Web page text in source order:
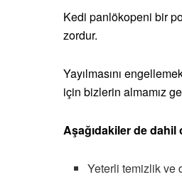
Kedi panlökopeni bir
zordur.
Yayılmasını
için bizlerin almamız
Aşağıdakiler de dahil
Yeterli temizlik ve